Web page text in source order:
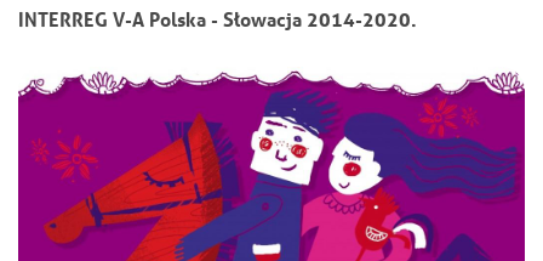
INTERREG V-A Polska - Słowacja 2014-2020.